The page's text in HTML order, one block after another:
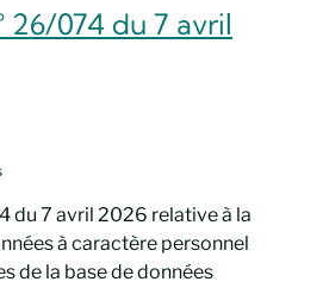
26/074 du 7 avril
du 7 avril 2026 relative à la
à caractère personnel
de la base de données